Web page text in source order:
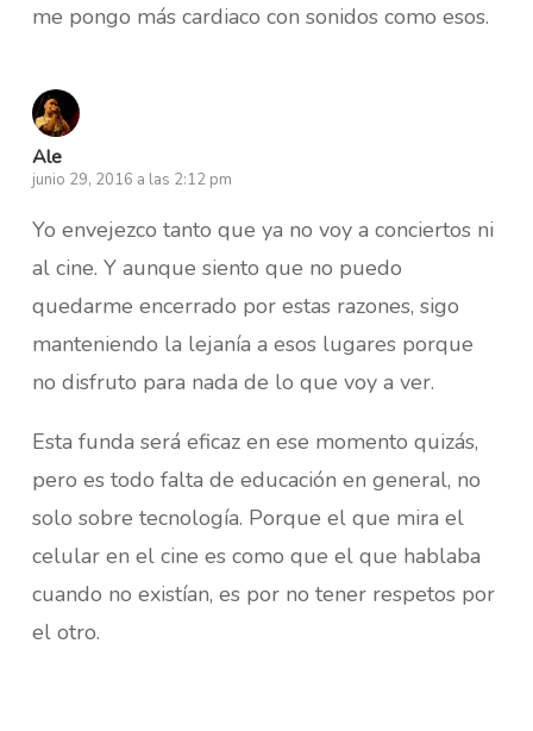
me pongo más cardiaco con sonidos como esos.
Ale
junio 29, 2016 a las 2:12 pm
Yo envejezco tanto que ya no voy a conciertos ni
al cine. Y aunque siento que no puedo
quedarme encerrado por estas razones, sigo
manteniendo la lejanía a esos lugares porque
no disfruto para nada de lo que voy a ver.
Esta funda será eficaz en ese momento quizás,
pero es todo falta de educación en general, no
solo sobre tecnología. Porque el que mira el
celular en el cine es como que el que hablaba
cuando no existían, es por no tener respetos por
el otro.